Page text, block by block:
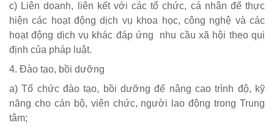
c) Liên doanh, liên kết với các tổ chức, cá nhân để thực
hiện các hoạt động dịch vụ khoa học, công nghệ và các
hoạt động dịch vụ khác đáp ứng nhu cầu xã hội theo qui
định của pháp luật.
4. Đào tạo, bồi dưỡng
a) Tổ chức đào tạo, bồi dưỡng để nâng cao trình độ, kỹ
năng cho cán bộ, viên chức, người lao động trong Trung
tâm;